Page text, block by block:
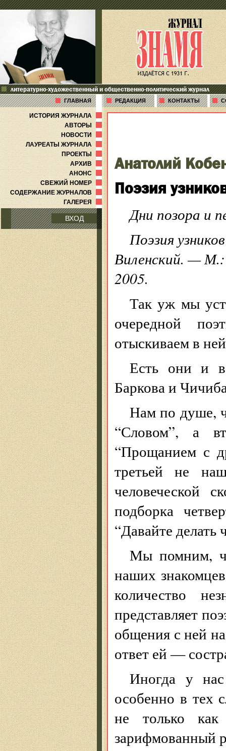
литературно-художественный и общественно-политический журнал
ГЛАВНАЯ РЕДАКЦИЯ КОНТАКТЫ
ИСТОРИЯ ЖУРНАЛА
АВТОРЫ
НОВОСТИ
ЛАУРЕАТЫ ЖУРНАЛА
ПРОЕКТЫ
АРХИВ
АНОНС
СВЕЖИЙ НОМЕР
СОДЕРЖАНИЕ ЖУРНАЛОВ
ГАЛЕРЕЯ
ВХОД
Анатолий
Поэзия
Дни позора и
Поэзия
Виленский. —
2005.
Так уж мы
очередной
отыскиваем в
Есть они и
Баркова и
Нам по душе,
“Словом”, а
“Прощанием с
третьей не
человеческой
подборка
“Давайте
Мы помним,
наших
количество
представляет
общения с ней
ответ ей —
Иногда у
особенно в тех
не только
зарифмованный